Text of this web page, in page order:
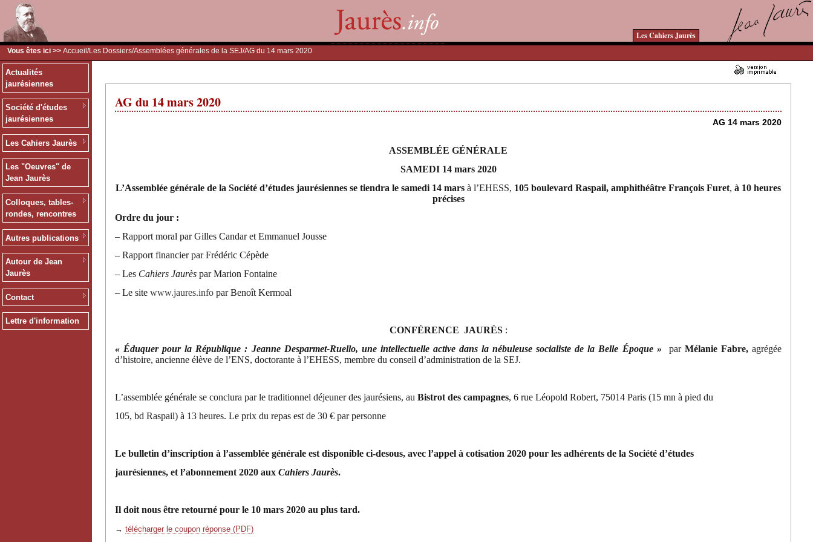
Les Cahiers Jaurès
Vous êtes ici >> Accueil /Les Dossiers/Assemblées générales de la SEJ/AG du 14 mars 2020
Actualités
jaurésiennes
Société d'études
jaurésiennes
Les Cahiers Jaurès
Les "Oeuvres" de
Jean Jaurès
Colloques, tables-
rondes, rencontres
Autres publications
Autour de Jean
Jaurès
Contact
Lettre d'information
AG du 14 mars 2020
AG 14 mars 2020
ASSEMBLÉE GÉNÉRALE
SAMEDI 14 mars 2020
L’Assemblée générale de la Société d’études jaurésiennes se tiendra le samedi 14 marsà l’EHESS, 105 boulevard Raspail, amphithéâtre François Furet, à 10 heures
précises
Ordre du jour :
– Rapport moral par Gilles Candar et Emmanuel Jousse
– Rapport financier par Frédéric Cépède
– Les Cahiers Jaurès par Marion Fontaine
– Le site www.jaures.info par Benoît Kermoal
CONFÉRENCE JAURÈS :
« Éduquer pour la République : Jeanne Desparmet-Ruello, une intellectuelle active dans la nébuleuse socialiste de la Belle Époque »
par Mélanie Fabre,agrégée
d’histoire, ancienne élève de l’ENS, doctorante à l’EHESS, membre du conseil d’administration de la SEJ.
L’assemblée générale se conclura par le traditionnel déjeuner des jaurésiens, au Bistrot des campagnes, 6 rue Léopold Robert, 75014 Paris (15 mn à pied du
105, bd Raspail) à 13 heures. Le prix du repas est de 30 € par personne
Le bulletin d’inscription à l’assemblée générale est disponible ci-desous, avec l’appel à cotisation 2020 pour les adhérents de la Société d’études
jaurésiennes, et l’abonnement 2020 aux Cahiers Jaurès.
Il doit nous être retourné pour le 10 mars 2020 au plus tard.
→ télécharger le coupon réponse (PDF)